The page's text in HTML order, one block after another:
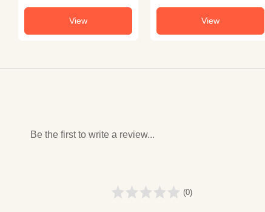
View View
Be the first to write a review...
(0)